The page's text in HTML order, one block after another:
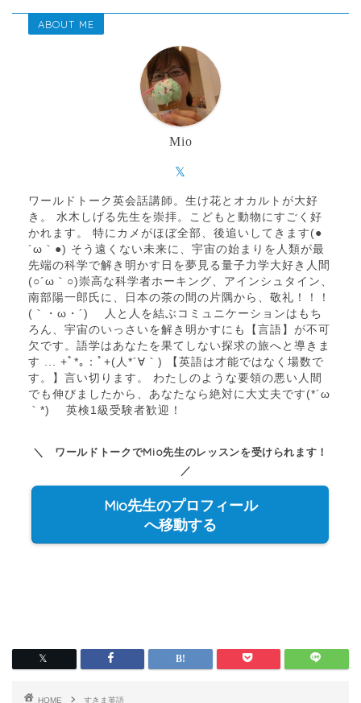
ABOUT ME
Mio
ワールドトーク英会話講師。生け花とオカルトが大好
き。 水木しげる先生を崇拝。こどもと動物にすごく好
かれます。 特にカメがほぼ全部、後追いしてきます(●
´ω｀●) そう遠くない未来に、宇宙の始まりを人類が最
先端の科学で解き明かす日を夢見る量子力学大好き人間
(○´ω｀○)崇高な科学者ホーキング、アインシュタイン、
南部陽一郎氏に、日本の茶の間の片隅から、敬礼！！！
(｀・ω・´)ゝ 人と人を結ぶコミュニケーションはもち
ろん、宇宙のいっさいを解き明かすにも【言語】が不可
欠です。語学はあなたを果てしない探求の旅へと導きま
す ... +ﾟ*｡：ﾟ+(人*´∀｀) 【英語は才能ではなく場数で
す。】言い切ります。 わたしのような要領の悪い人間
でも伸びましたから、あなたなら絶対に大丈夫です(*´ω
｀*) 英検1級受験者歓迎！
＼ ワールドトークでMio先生のレッスンを受けられます！
／
Mio先生のプロフィール
へ移動する
HOME すきま英語